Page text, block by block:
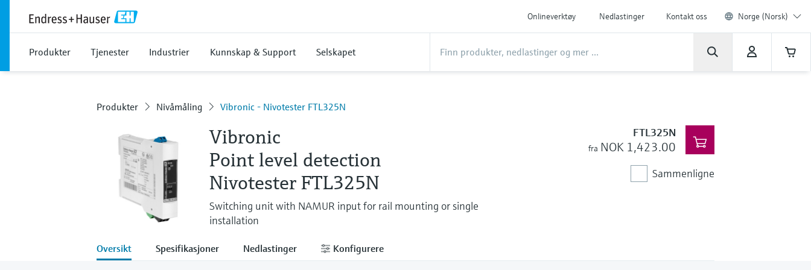
Onlineverktøy Nedlastinger Kontakt oss Norge (Norsk)
Produkter Tjenester Industrier Kunnskap & Support Selskapet
Produkter Nivåmåling Vibronic - Nivotester FTL325N
Vibronic
Point level detection
Nivotester FTL325N
Switching unit with NAMUR input for rail mounting or single
installation
FTL325N
fra NOK 1,423.00
Sammenligne
Oversikt Spesifikasjoner Nedlastinger Konfigurere